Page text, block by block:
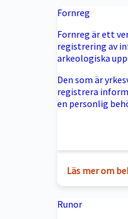
Fornreg
Fornreg är ett
registrering av
arkeologiska
Den som är
registrera
en personlig
Läs mer om
Runor